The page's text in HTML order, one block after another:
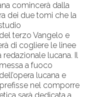
comincerà dalla
dei due tomi che la
terzo Vangelo e
di cogliere le linee
lucana. Il
a fuoco
lucana e
nel comporre